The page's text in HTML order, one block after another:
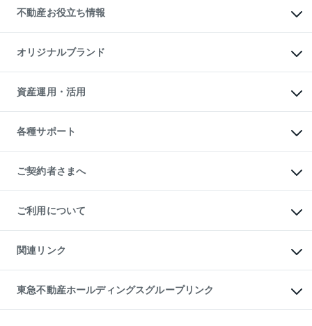
貸すガイド
事業用不動産
マンション投資
投資用マンション
アパート経営
収益物件
ビル購入（ビル一棟）
投資用不動産の売却査定
事業用不動産の売却査定
不動産お役立ち情報
マンションライブラリー
人気マンションランキング
暮らしに役立つ不動産メディア
不動産相場・不動産価格情報
不動産コラム・ニュース
不動産用語集
不動産なんでもネット相談室
住まいの税金
オリジナルブランド
一棟リノベーションマンション
L`GENTE（ルジェンテ）
区分リノベーションマンション
投資用一棟レジデンスWELL
不動産小口投資
LEGACIA（レガシア）
資産運用・活用
不動産M&A
アセットマネジメント・出資
各種サポート
相続サポート
リフォームサポート
ご契約者さまへ
ご紹介・再契約特典
入居者様専用-各種ご案内（賃貸）
東急こすもす会「こすもすWeb」
ご利用について
金融商品取引について
東急リバブル ソーシャルメディアポリシー
ご意見・お問い合わせ（金融商品取引専用の相談・お問い合わせ窓口）
ダイレクトメール（郵送物）・Eメールなどの送付停止について
関連リンク
これからご結婚される方に東急百貨店のブライダルクラブ
人材サービスのご用命は 東急リバブルスタッフ株式会社まで
東北の逸品を贈ります 東北すぐれものセレクション
東急不動産ホールディングスグループリンク